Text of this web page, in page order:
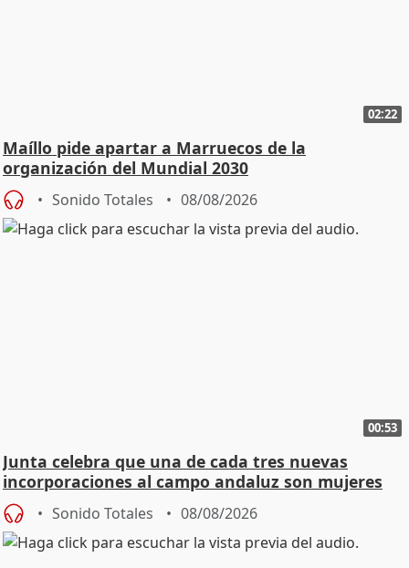
02:22
Maíllo pide apartar a Marruecos de la
organización del Mundial 2030
Sonido Totales 08/08/2026
00:53
Junta celebra que una de cada tres nuevas
incorporaciones al campo andaluz son mujeres
jóvenes
Sonido Totales 08/08/2026